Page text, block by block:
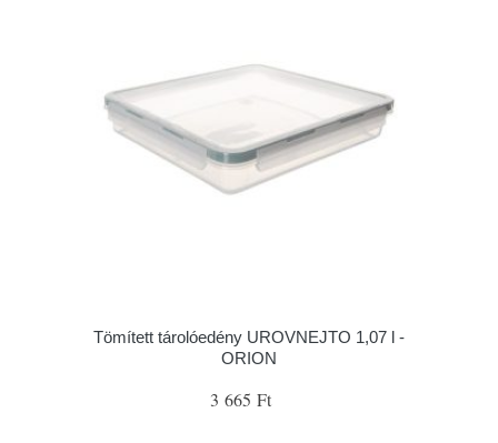
Tömített tárolóedény UROVNEJTO 1,07 l -
ORION
3 665 Ft